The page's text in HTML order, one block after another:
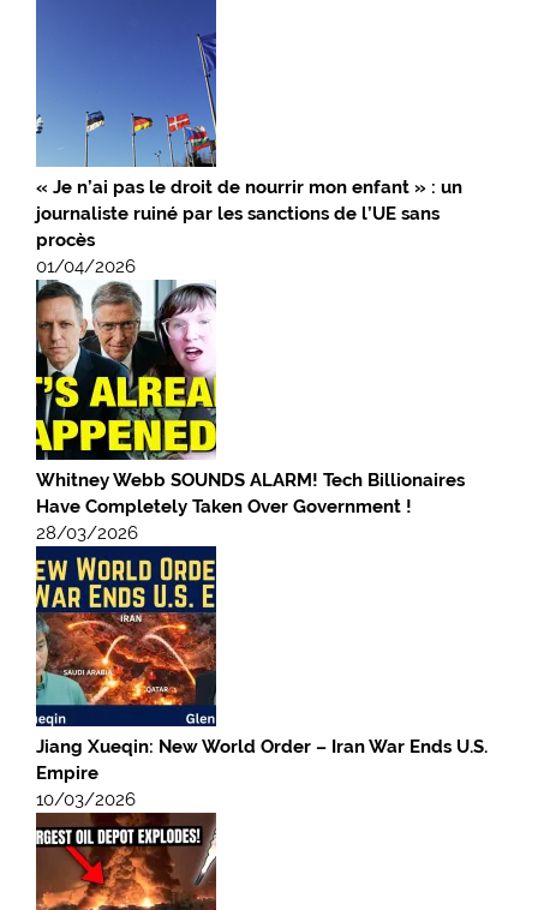
« Je n’ai pas le droit de nourrir mon enfant » : un
journaliste ruiné par les sanctions de l’UE sans
procès
01/04/2026
Whitney Webb SOUNDS ALARM! Tech Billionaires
Have Completely Taken Over Government !
28/03/2026
Jiang Xueqin: New World Order – Iran War Ends U.S.
Empire
10/03/2026